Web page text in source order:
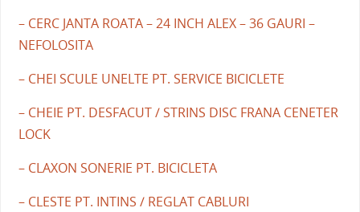
– CERC JANTA ROATA – 24 INCH ALEX – 36 GAURI –
NEFOLOSITA
– CHEI SCULE UNELTE PT. SERVICE BICICLETE
– CHEIE PT. DESFACUT / STRINS DISC FRANA CENETER
LOCK
– CLAXON SONERIE PT. BICICLETA
– CLESTE PT. INTINS / REGLAT CABLURI